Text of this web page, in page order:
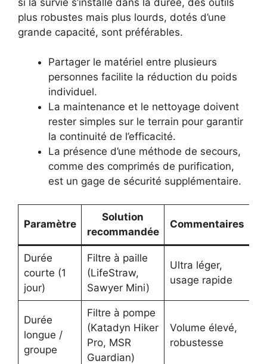
plus robustes mais plus lourds, dotés d’une
grande capacité, sont préférables.
Partager le matériel entre plusieurs
personnes facilite la réduction du poids
individuel.
La maintenance et le nettoyage doivent
rester simples sur le terrain pour garantir
la continuité de l’efficacité.
La présence d’une méthode de secours,
comme des comprimés de purification,
est un gage de sécurité supplémentaire.
Paramètre
Solution
recommandée
Commentaires
Durée
courte (1
jour)
Filtre à paille
(LifeStraw,
Sawyer Mini)
Ultra léger,
usage rapide
Durée
longue /
groupe
Filtre à pompe
(Katadyn Hiker
Pro, MSR
Guardian)
Volume élevé,
robustesse